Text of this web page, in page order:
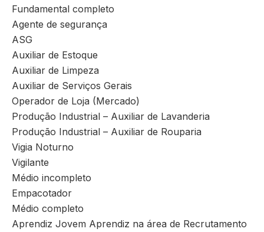
Fundamental completo
Agente de segurança
ASG
Auxiliar de Estoque
Auxiliar de Limpeza
Auxiliar de Serviços Gerais
Operador de Loja (Mercado)
Produção Industrial – Auxiliar de Lavanderia
Produção Industrial – Auxiliar de Rouparia
Vigia Noturno
Vigilante
Médio incompleto
Empacotador
Médio completo
Aprendiz Jovem Aprendiz na área de Recrutamento